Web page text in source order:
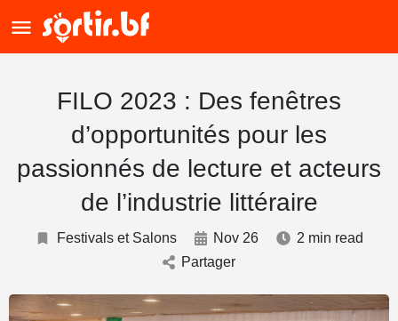
FILO 2023 : Des fenêtres
d’opportunités pour les
passionnés de lecture et acteurs
de l’industrie littéraire
Festivals et Salons Nov 26
2 min read
Partager